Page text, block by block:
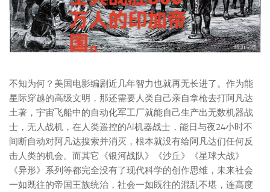
不知为何？美国电影编剧近几年智力也就再无长进了。作为能
星际穿越的高级文明，那还需要人类自己亲自拿枪去打阿凡达
土著，宇宙飞船中的自动化军工厂就能自己生产出无数机器战
士，无人战机，在人类遥控的AI机器战士，能日与夜24小时不
间断自动对阿凡达搜索并消灭，根本就没有给阿凡达们任何反
击人类的机会。而其它《银河战队》《沙丘》《星球大战》
《异形》系列等都完全没有了现代科学的创作思维，未来社会
一如既往的帝国王族统治，社会一如既往的混乱不堪，连高度